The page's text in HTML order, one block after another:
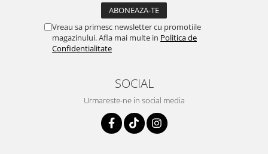
Vreau sa primesc newsletter cu promotiile
magazinului. Afla mai multe in Politica de
Confidentialitate
SOCIAL
Urmareste-ne in social media